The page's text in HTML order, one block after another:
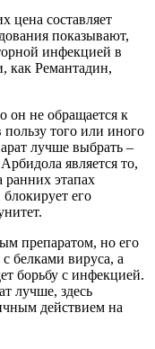
цена составляет
показывают,
инфекцией в
как Ремантадин,
он не обращается к
пользу того или иного
лучше выбрать –
является то,
ранних этапах
его
препаратом, но его
белками вируса, а
борьбу с инфекцией.
лучше, здесь
действием на